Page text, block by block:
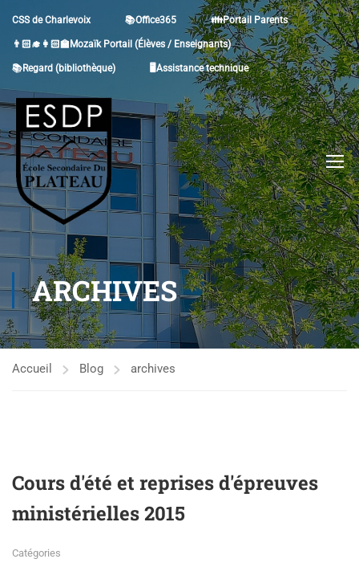
CSS de Charlevoix 📚Office365 👪Portail Parents
👨🏻‍🎓👩🏻‍🏫Mozaïk Portail (Élèves / Enseignants)
📚Regard (bibliothèque) 🖥Assistance technique
ARCHIVES
Accueil Blog archives
Cours d'été et reprises d'épreuves
ministérielles 2015
Catégories